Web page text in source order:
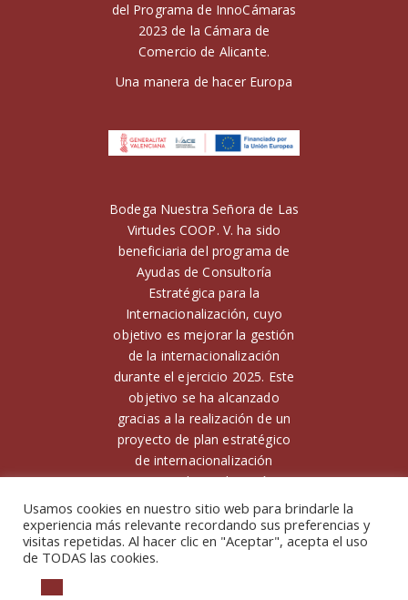
del Programa de InnoCámaras
2023 de la Cámara de
Comercio de Alicante.
Una manera de hacer Europa
Bodega Nuestra Señora de Las
Virtudes COOP. V. ha sido
beneficiaria del programa de
Ayudas de Consultoría
Estratégica para la
Internacionalización, cuyo
objetivo es mejorar la gestión
de la internacionalización
durante el ejercicio 2025. Este
objetivo se ha alcanzado
gracias a la realización de un
proyecto de plan estratégico
de internacionalización
Financiado por la Unión
Europea. Para ello, ha contado
con el apoyo de la Unión
Europea y el Instituto
Valenciano de Competitividad
Usamos cookies en nuestro sitio web para brindarle la
experiencia más relevante recordando sus preferencias y
visitas repetidas. Al hacer clic en "Aceptar", acepta el uso
de TODAS las cookies.